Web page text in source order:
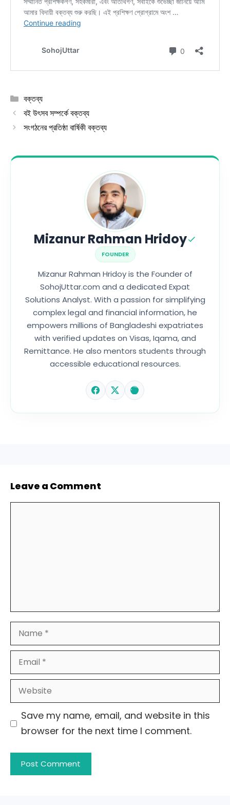
Categories
বক্তব্য
বই উৎসব সম্পর্কে বক্তব্য
সংগঠনের প্রতিষ্ঠা বার্ষিকী বক্তব্য
Mizanur Rahman Hridoy
FOUNDER
Mizanur Rahman Hridoy is the Founder of
SohojUttar.com and a dedicated Expat
Solutions Analyst. With a passion for simplifying
complex legal and financial information, he
empowers millions of Bangladeshi expatriates
with verified updates on Visas, Iqama, and
Remittance. He also mentors students through
accessible educational resources.
Leave a Comment
Name
Email
Website
Save my name, email, and website in this
browser for the next time I comment.